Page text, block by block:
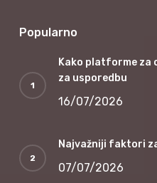
Popularno
Kako platforme za
za usporedbu
16/07/2026
Najvažniji faktori
07/07/2026